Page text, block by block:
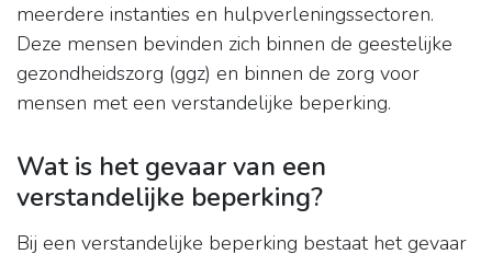
meerdere instanties en hulpverleningssectoren.
Deze mensen bevinden zich binnen de geestelijke
gezondheidszorg (ggz) en binnen de zorg voor
mensen met een verstandelijke beperking.
Wat is het gevaar van een
verstandelijke beperking?
Bij een verstandelijke beperking bestaat het gevaar